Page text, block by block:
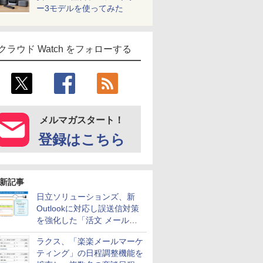
ー3モデルを使ってみた
ラウド Watch をフォローする
メルマガスタート！
登録はこちら
記事
日立ソリューションズ、新
Outlookに対応し誤送信対策
を強化した「活文 メール誤
送信防止アドインサービス」
を提供
ラクス、「楽楽メールマーケ
ティング」の日程調整機能を